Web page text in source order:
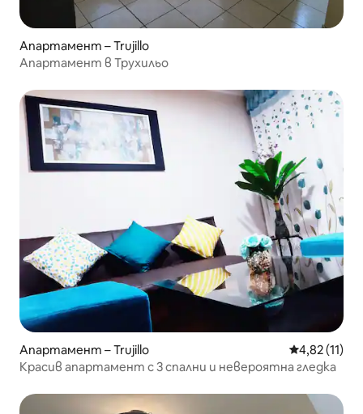
Апартамент – Trujillo
Апартамент в Трухильо
Апартамент – Trujillo Средна
4,82 (11)
Красив апартамент с 3 спални и невероятна гледка